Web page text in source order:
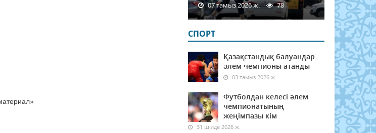
07 тамыз 2026 ж. 78
СПОРТ
Қазақстандық балуандар
әлем чемпионы атанды
03 тамыз 2026 ж.
Футболдан келесі әлем
чемпионатының
жеңімпазы кім
31 шілде 2026 ж.